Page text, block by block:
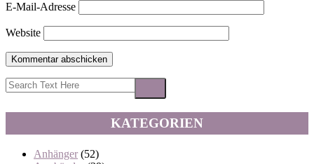
E-Mail-Adresse
Website
KATEGORIEN
Anhänger (52)